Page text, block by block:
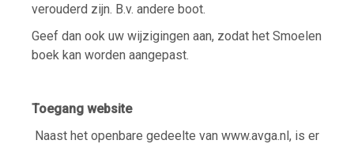
verouderd zijn. B.v. andere boot.
Geef dan ook uw wijzigingen aan, zodat het Smoelen
boek kan worden aangepast.
Toegang website
Naast het openbare gedeelte van www.avga.nl, is er